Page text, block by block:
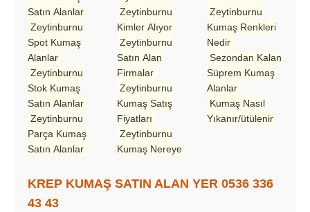
Satın Alanlar
Zeytinburnu
Spot Kumaş
Alanlar
Zeytinburnu
Stok Kumaş
Satın Alanlar
Zeytinburnu
Parça Kumaş
Satın Alanlar
Zeytinburnu
Kimler Alıyor
Zeytinburnu
Satın Alan
Firmalar
Zeytinburnu
Kumaş Satış
Fiyatları
Zeytinburnu
Kumaş Nereye
Zeytinburnu
Kumaş Renkleri
Nedir
Sezondan Kalan
Süprem Kumaş
Alanlar
Kumaş Nasıl
Yıkanır/ütülenir
KREP KUMAŞ SATIN ALAN YER 0536 336
43 43